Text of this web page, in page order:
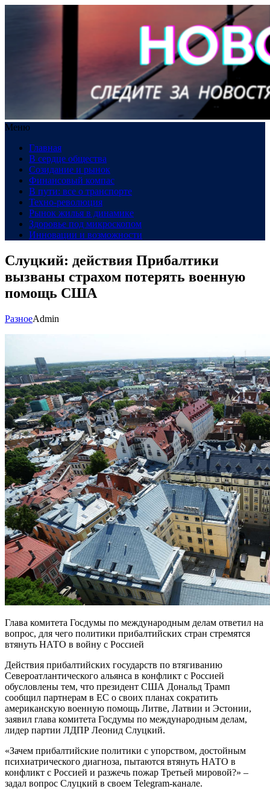
Меню
Главная
В сердце общества
Созидание и рынок
Финансовый компас
В пути: все о транспорте
Техно-революция
Рынок жилья в динамике
Здоровье под микроскопом
Инновации и возможности
Слуцкий: действия Прибалтики
вызваны страхом потерять военную
помощь США
РазноеAdmin
Глава комитета Госдумы по международным делам ответил на
вопрос, для чего политики прибалтийских стран стремятся
втянуть НАТО в войну с Россией
Действия прибалтийских государств по втягиванию
Североатлантического альянса в конфликт с Россией
обусловлены тем, что президент США Дональд Трамп
сообщил партнерам в ЕС о своих планах сократить
американскую военную помощь Литве, Латвии и Эстонии,
заявил глава комитета Госдумы по международным делам,
лидер партии ЛДПР Леонид Слуцкий.
«Зачем прибалтийские политики с упорством, достойным
психиатрического диагноза, пытаются втянуть НАТО в
конфликт с Россией и разжечь пожар Третьей мировой?» –
задал вопрос Слуцкий в своем Telegram-канале.